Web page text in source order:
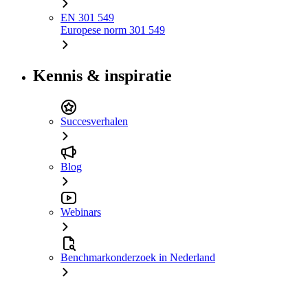
EN 301 549
Europese norm 301 549
Kennis & inspiratie
Succesverhalen
Blog
Webinars
Benchmarkonderzoek in Nederland